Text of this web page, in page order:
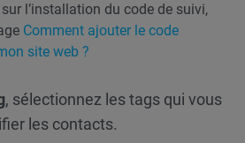
l’installation du code de suivi,
Comment ajouter le code
site web ?
, sélectionnez les tags qui vous
les contacts.